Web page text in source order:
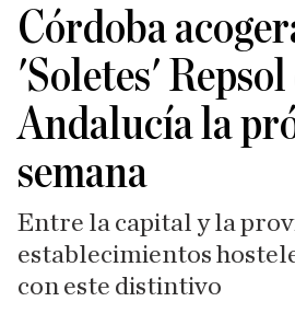
Córdoba
'Soletes' Repsol
Andalucía la
semana
Entre la capital y la
establecimientos
con este distintivo